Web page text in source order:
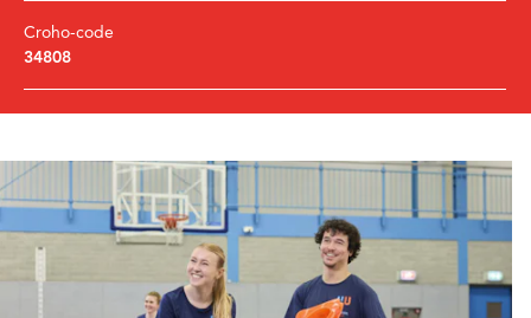
Croho-code
34808